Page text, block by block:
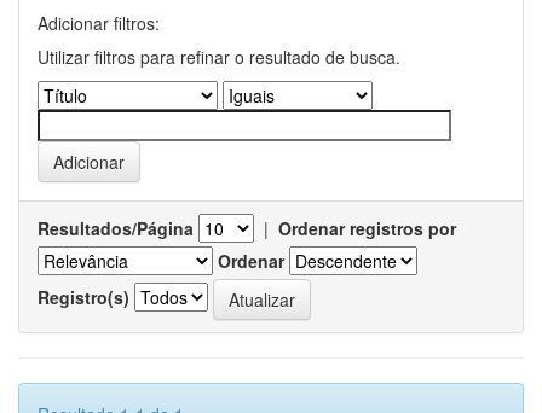
Adicionar filtros:
Utilizar filtros para refinar o resultado de busca.
Resultados/Página | Ordenar registros por
Ordenar
Registro(s)